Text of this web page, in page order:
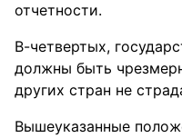
отчетности.
В-четвертых,
должны быть
других стран не
Вышеуказанные